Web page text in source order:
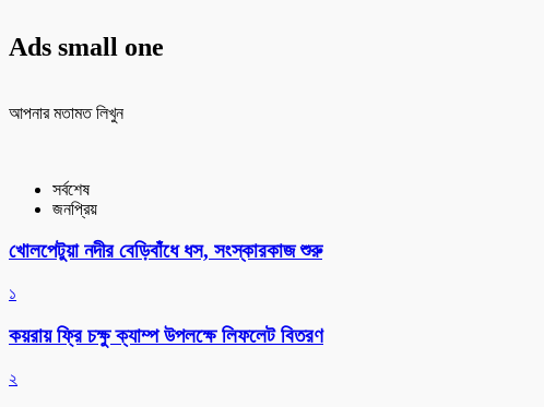
Ads small one
আপনার মতামত লিখুন
সর্বশেষ
জনপ্রিয়
খোলপেটুয়া নদীর বেড়িবাঁধে ধস, সংস্কারকাজ শুরু
১
কয়রায় ফ্রি চক্ষু ক্যাম্প উপলক্ষে লিফলেট বিতরণ
২